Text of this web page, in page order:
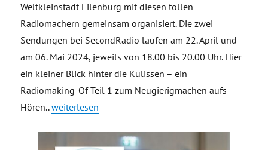
Weltkleinstadt Eilenburg mit diesen tollen
Radiomachern gemeinsam organisiert. Die zwei
Sendungen bei SecondRadio laufen am 22. April und
am 06. Mai 2024, jeweils von 18.00 bis 20.00 Uhr. Hier
ein kleiner Blick hinter die Kulissen – ein
Radiomaking-Of Teil 1 zum Neugierigmachen aufs
Hören..„Eilenburg im Radio – Sendung bei SecondRadio,
weiterlesen